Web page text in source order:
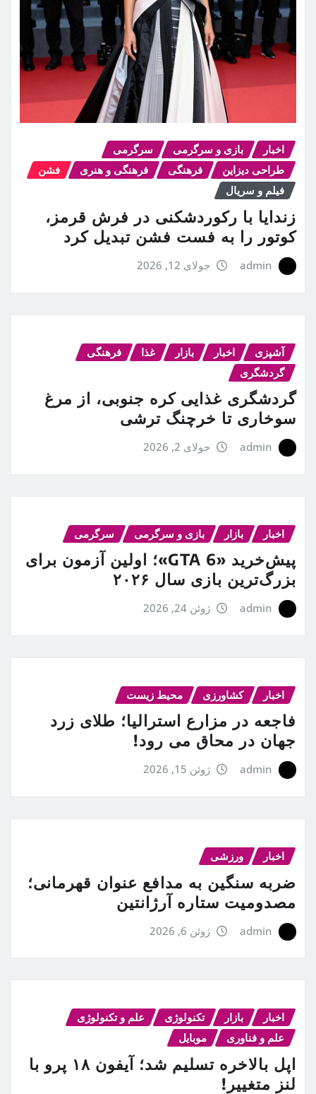
اخبار بازی و سرگرمی
سرگرمی
طراحی دیزاین
فرهنگی فرهنگی و هنری
فشن
فیلم و سریال
زندایا با رکوردشکنی در فرش قرمز،
کوتور را به فست فشن تبدیل کرد
admin جولای 12, 2026
آشپزی اخبار بازار غذا
فرهنگی
گردشگری
گردشگری غذایی کره جنوبی، از مرغ
سوخاری تا خرچنگ ترشی
admin جولای 2, 2026
اخبار بازار بازی و سرگرمی سرگرمی
پیش‌خرید «GTA 6»؛ اولین آزمون برای
بزرگ‌ترین بازی سال ۲۰۲۶
admin ژوئن 24, 2026
اخبار کشاورزی محیط زیست
فاجعه در مزارع استرالیا؛ طلای زرد
جهان در محاق می رود!
admin ژوئن 15, 2026
اخبار ورزشی
ضربه سنگین به مدافع عنوان قهرمانی؛
مصدومیت ستاره آرژانتین
admin ژوئن 6, 2026
اخبار بازار تکنولوژی
علم و تکنولوژی
علم و فناوری
موبایل
اپل بالاخره تسلیم شد؛ آیفون ۱۸ پرو با
لنز متغییر!